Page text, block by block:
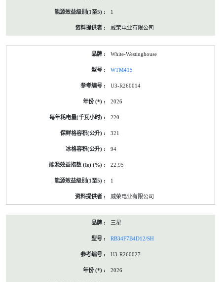
1
威荣电业有限公司
White-Westinghouse
WTM415
U3-R260014
2026
220
321
94
22.95
1
威荣电业有限公司
三星
RB34F7B4D12/SH
U3-R260027
2026